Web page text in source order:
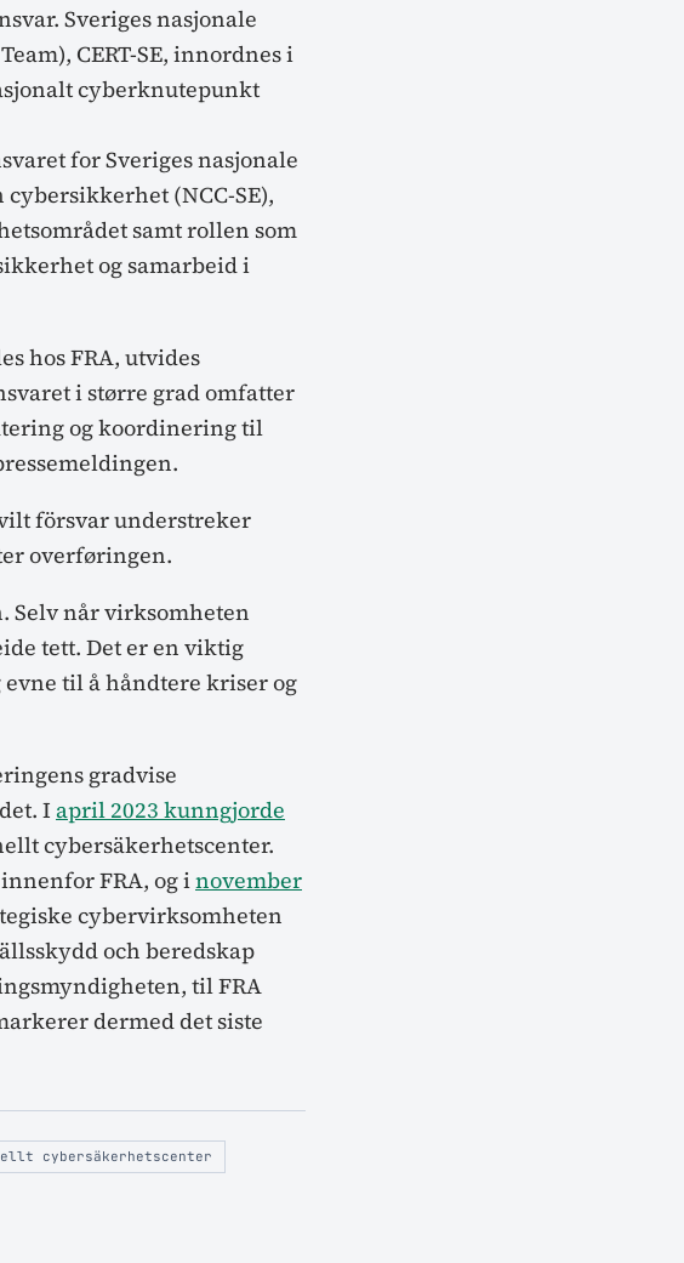
Sveriges nasjonale
CERT-SE, innordnes i
cyberknutepunkt
for Sveriges nasjonale
(NCC-SE),
samt rollen som
og samarbeid i
hos FRA, utvides
i større grad omfatter
og koordinering til
försvar understreker
overføringen.
Selv når virksomheten
tett. Det er en viktig
til å håndtere kriser og
gradvise
Iapril 2023 kunngjorde
cybersäkerhetscenter.
FRA, og inovember
cybervirksomheten
och beredskap
til FRA
dermed det siste
cybersäkerhetscenter